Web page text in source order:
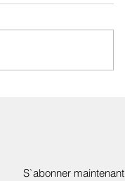
S`abonner maintenant